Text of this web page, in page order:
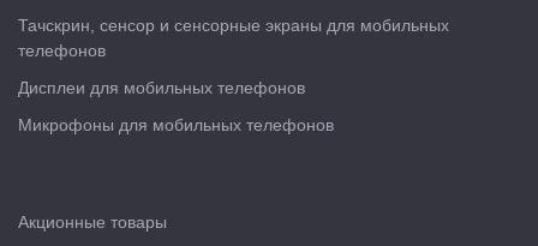
Тачскрин, сенсор и сенсорные экраны для мобильных
телефонов
Дисплеи для мобильных телефонов
Микрофоны для мобильных телефонов
Акционные товары